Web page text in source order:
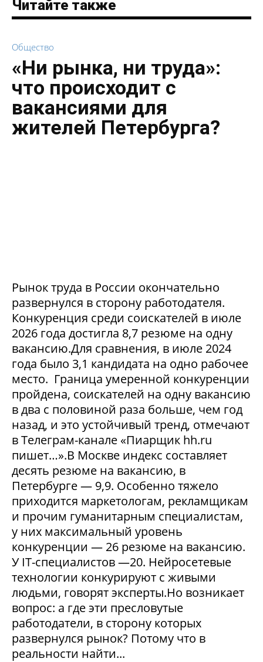
Читайте также
Общество
«Ни рынка, ни труда»:
что происходит с
вакансиями для
жителей Петербурга?
Рынок труда в России окончательно
развернулся в сторону работодателя.
Конкуренция среди соискателей в июле
2026 года достигла 8,7 резюме на одну
вакансию.Для сравнения, в июле 2024
года было 3,1 кандидата на одно рабочее
место. Граница умеренной конкуренции
пройдена, соискателей на одну вакансию
в два с половиной раза больше, чем год
назад, и это устойчивый тренд, отмечают
в Телеграм-канале «Пиарщик hh.ru
пишет…».В Москве индекс составляет
десять резюме на вакансию, в
Петербурге — 9,9. Особенно тяжело
приходится маркетологам, рекламщикам
и прочим гуманитарным специалистам,
у них максимальный уровень
конкуренции — 26 резюме на вакансию.
У IT-специалистов —20. Нейросетевые
технологии конкурируют с живыми
людьми, говорят эксперты.Но возникает
вопрос: а где эти пресловутые
работодатели, в сторону которых
развернулся рынок? Потому что в
реальности найти...